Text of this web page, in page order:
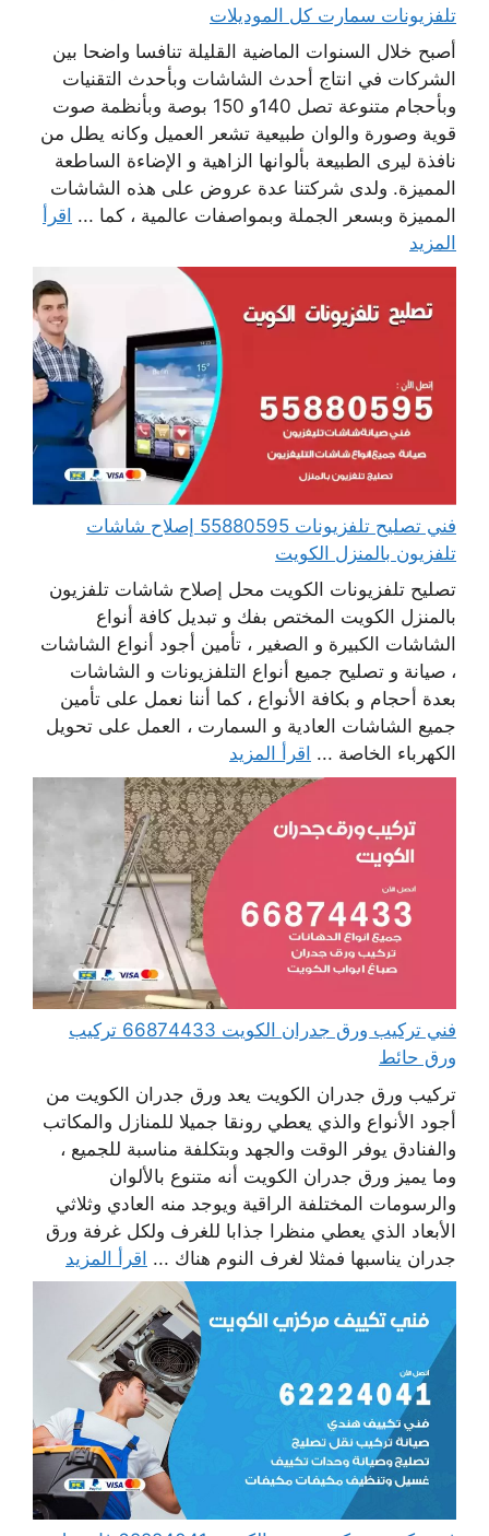
تلفزيونات سمارت كل الموديلات
أصبح خلال السنوات الماضية القليلة تنافسا واضحا بين
الشركات في انتاج أحدث الشاشات وبأحدث التقنيات
وبأحجام متنوعة تصل 140و 150 بوصة وبأنظمة صوت
قوية وصورة والوان طبيعية تشعر العميل وكانه يطل من
نافذة ليرى الطبيعة بألوانها الزاهية و الإضاءة الساطعة
المميزة. ولدى شركتنا عدة عروض على هذه الشاشات
المميزة وبسعر الجملة وبمواصفات عالمية ، كما ... اقرأ
المزيد
فني تصليح تلفزيونات 55880595 إصلاح شاشات
تلفزيون بالمنزل الكويت
تصليح تلفزيونات الكويت محل إصلاح شاشات تلفزيون
بالمنزل الكويت المختص بفك و تبديل كافة أنواع
الشاشات الكبيرة و الصغير ، تأمين أجود أنواع الشاشات
، صيانة و تصليح جميع أنواع التلفزيونات و الشاشات
بعدة أحجام و بكافة الأنواع ، كما أننا نعمل على تأمين
جميع الشاشات العادية و السمارت ، العمل على تحويل
الكهرباء الخاصة ... اقرأ المزيد
فني تركيب ورق جدران الكويت 66874433 تركيب
ورق حائط
تركيب ورق جدران الكويت يعد ورق جدران الكويت من
أجود الأنواع والذي يعطي رونقا جميلا للمنازل والمكاتب
والفنادق يوفر الوقت والجهد وبتكلفة مناسبة للجميع ،
وما يميز ورق جدران الكويت أنه متنوع بالألوان
والرسومات المختلفة الراقية ويوجد منه العادي وثلاثي
الأبعاد الذي يعطي منظرا جذابا للغرف ولكل غرفة ورق
جدران يناسبها فمثلا لغرف النوم هناك ... اقرأ المزيد